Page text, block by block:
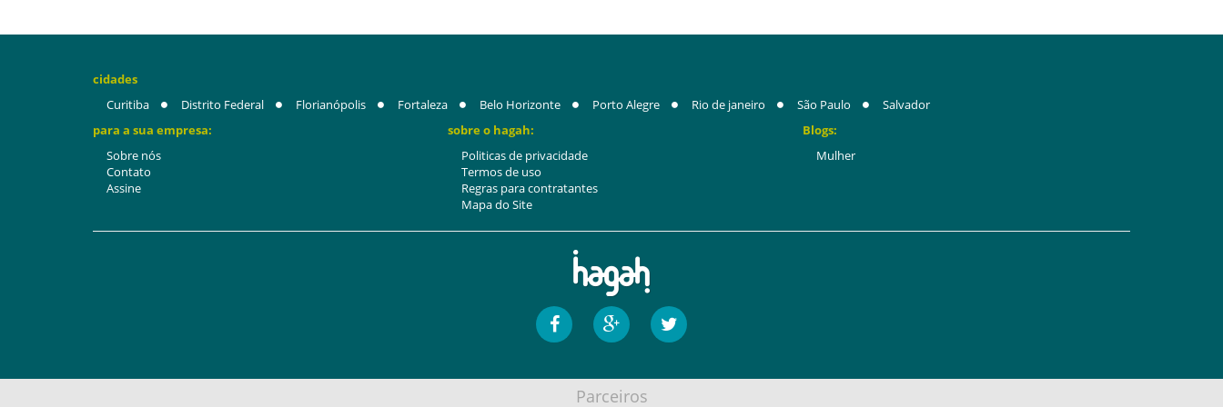
cidades
Curitiba
Distrito Federal Florianópolis Fortaleza Belo Horizonte Porto Alegre Rio de janeiro São Paulo
Salvador
para a sua empresa:
Sobre nós
Contato
Assine
sobre o hagah:
Politicas de privacidade
Termos de uso
Regras para contratantes
Mapa do Site
Blogs:
Mulher
Parceiros